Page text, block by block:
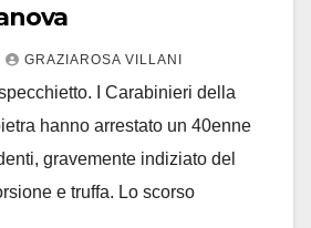
GRAZIAROSA VILLANI
I Carabinieri della
hanno arrestato un 40enne
gravemente indiziato del
e truffa. Lo scorso